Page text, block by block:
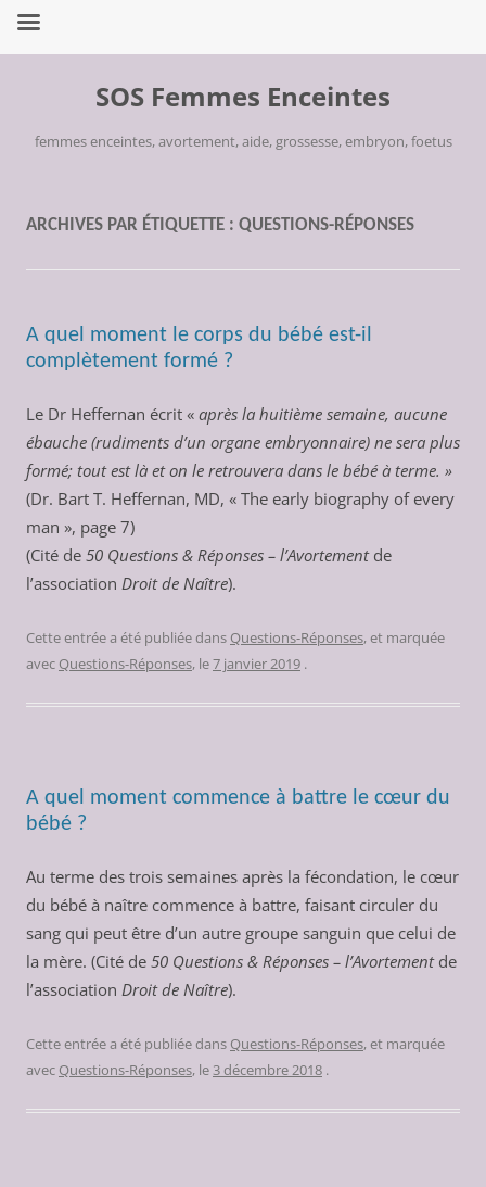
Aller
SOS Femmes Enceintes
femmes enceintes, avortement, aide, grossesse, embryon, foetus
ARCHIVES PAR ÉTIQUETTE : QUESTIONS-RÉPONSES
A quel moment le corps du bébé est-il
complètement formé ?
Le Dr Heffernan écrit «après la huitième semaine, aucune
ébauche (rudiments d’un organe embryonnaire) ne sera plus
formé; tout est là et on le retrouvera dans le bébé à terme. »
(Dr. Bart T. Heffernan, MD, « The early biography of every
man », page 7)
(Cité de50 Questions & Réponses – l’Avortementde
l’association Droit de Naître).
Cette entrée a été publiée dans Questions-Réponses, et marquée
avec Questions-Réponses, le7 janvier 2019 .
A quel moment commence à battre le cœur du
bébé ?
Au terme des trois semaines après la fécondation, le cœur
du bébé à naître commence à battre, faisant circuler du
sang qui peut être d’un autre groupe sanguin que celui de
la mère. (Cité de50 Questions & Réponses – l’Avortementde
l’association Droit de Naître).
Cette entrée a été publiée dans Questions-Réponses, et marquée
avec Questions-Réponses, le3 décembre 2018 .